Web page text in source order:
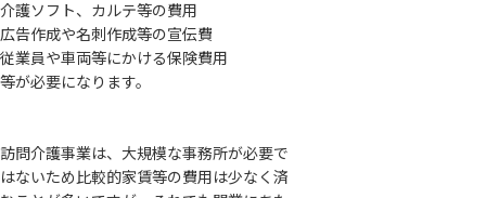
介護ソフト、カルテ等の費用
広告作成や名刺作成等の宣伝費
従業員や車両等にかける保険費用
等が必要になります。
訪問介護事業は、大規模な事務所が必要で
はないため比較的家賃等の費用は少なく済